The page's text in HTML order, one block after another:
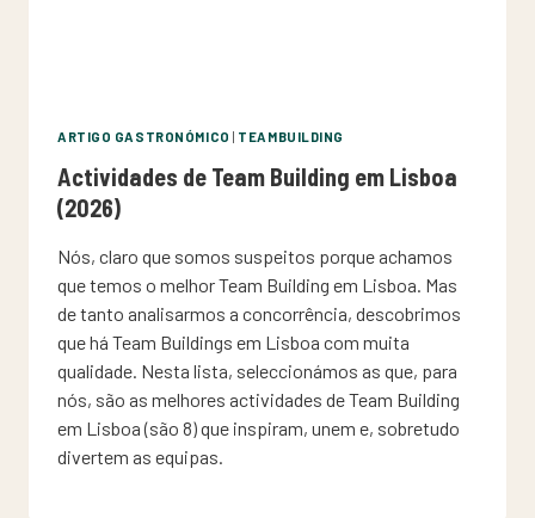
ARTIGO GASTRONÓMICO TEAMBUILDING
Actividades de Team Building em Lisboa
(2026)
Nós, claro que somos suspeitos porque achamos
que temos o melhor Team Building em Lisboa. Mas
de tanto analisarmos a concorrência, descobrimos
que há Team Buildings em Lisboa com muita
qualidade. Nesta lista, seleccionámos as que, para
nós, são as melhores actividades de Team Building
em Lisboa (são 8) que inspiram, unem e, sobretudo
divertem as equipas.